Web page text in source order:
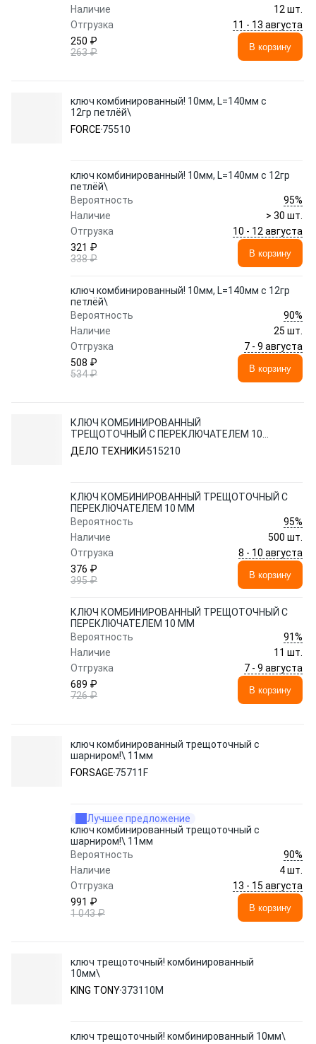
Наличие
12 шт.
Отгрузка
11 - 13 августа
250 ₽
263 ₽
В корзину
ключ комбинированный! 10мм, L=140мм с
12гр петлёй\
FORCE 75510
ключ комбинированный! 10мм, L=140мм с 12гр
петлёй\
Вероятность
95%
Наличие
> 30 шт.
Отгрузка
10 - 12 августа
321 ₽
338 ₽
В корзину
ключ комбинированный! 10мм, L=140мм с 12гр
петлёй\
Вероятность
90%
Наличие
25 шт.
Отгрузка
7 - 9 августа
508 ₽
534 ₽
В корзину
КЛЮЧ КОМБИНИРОВАННЫЙ
ТРЕЩОТОЧНЫЙ С ПЕРЕКЛЮЧАТЕЛЕМ 10
ММ
ДЕЛО ТЕХНИКИ 515210
КЛЮЧ КОМБИНИРОВАННЫЙ ТРЕЩОТОЧНЫЙ С
ПЕРЕКЛЮЧАТЕЛЕМ 10 ММ
Вероятность
95%
Наличие
500 шт.
Отгрузка
8 - 10 августа
376 ₽
395 ₽
В корзину
КЛЮЧ КОМБИНИРОВАННЫЙ ТРЕЩОТОЧНЫЙ С
ПЕРЕКЛЮЧАТЕЛЕМ 10 ММ
Вероятность
91%
Наличие
11 шт.
Отгрузка
7 - 9 августа
689 ₽
726 ₽
В корзину
ключ комбинированный трещоточный с
шарниром!\ 11мм
FORSAGE 75711F
Лучшее предложение
ключ комбинированный трещоточный с
шарниром!\ 11мм
Вероятность
90%
Наличие
4 шт.
Отгрузка
13 - 15 августа
991 ₽
1 043 ₽
В корзину
ключ трещоточный! комбинированный
10мм\
KING TONY373110M
ключ трещоточный! комбинированный 10мм\